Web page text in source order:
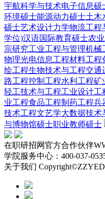
宇航科学与技术电子信息硕
环境硕士能源动力硕士土木
硕士艺术设计力学物流工程
学位)汉语国际教育硕士农
宗研究工业工程与管理机械
物理光电信息工程材料工程
绘工程生物技术与工程交通
路工程控制工程水利工程矿
轻工技术与工程工业设计工
业工程食品工程制药工程兵
技术工程文艺学大数据技术
与博物馆硕士职业教师硕士
在职研招网官方合作伙伴
学院服务中心：400-037-
关于我们